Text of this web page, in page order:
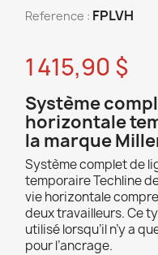
Reference : FPLVH
1 415,90 $
Système
horizontale
la marque
Système complet de
temporaire Techline
vie horizontale
deux travailleurs. Ce
utilisé lorsqu’il n’y a
pour l’ancrage.